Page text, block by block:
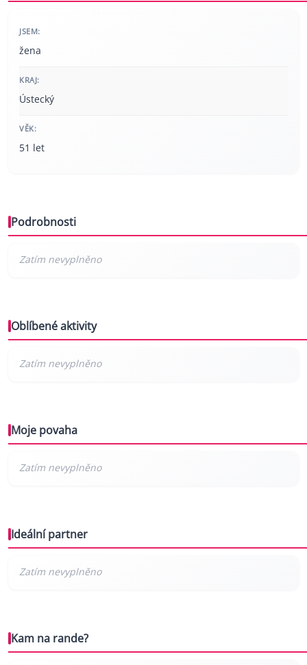
JSEM:
žena
KRAJ:
Ústecký
VĚK:
51 let
Podrobnosti
Oblíbené aktivity
Moje povaha
Ideální partner
Kam na rande?